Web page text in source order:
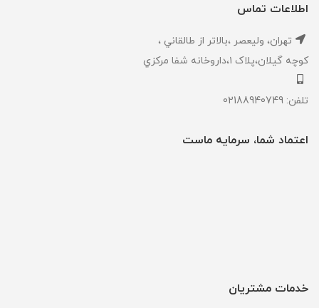
اطلاعات تماس
تهران، ‎وليعصر ،بالاتر از طالقاني ،
كوچه گيلان،پلاک ۱،داروخانه شفا مركزي
تلفن: 02188940749
اعتماد شما، سرمایه ماست
خدمات مشتریان